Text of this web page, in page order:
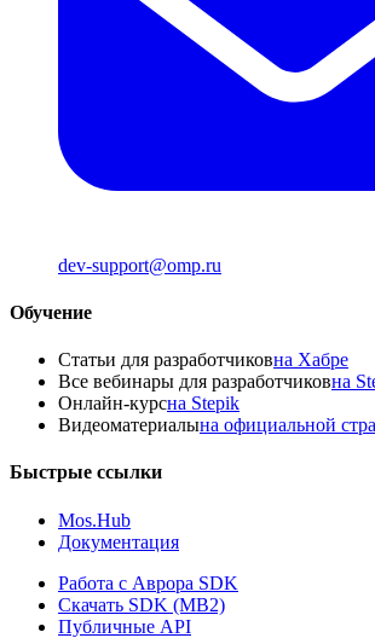
dev-support@omp.ru
Обучение
Статьи для разработчиковна Хабре
Все вебинары для разработчиковна
Онлайн-курсна Stepik
Видеоматериалына официальной
Быстрые ссылки
Mos.Hub
Документация
Работа с Аврора SDK
Скачать SDK (MB2)
Публичные API